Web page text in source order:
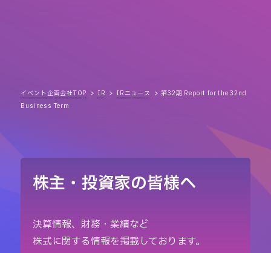
イベント企画会社TOP IR IRニュース
第32期 Report for the 32nd
Business Term
株主・投資家の皆様へ
決算情報、財務・業績など
株式に関する情報を掲載しております。